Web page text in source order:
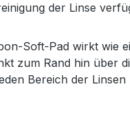
der Linse
Soft-Pad wirkt wie
zum Rand hin über
Bereich der